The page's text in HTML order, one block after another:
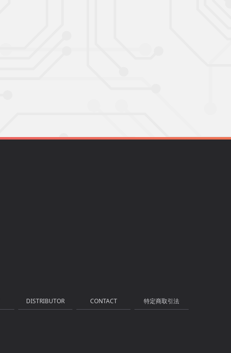
DISTRIBUTOR CONTACT 特定商取引法